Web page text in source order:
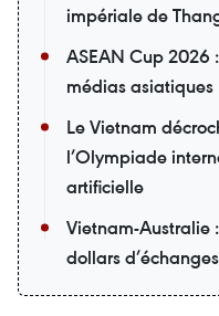
impériale de
ASEAN Cup 2026
médias asiatiques
Le Vietnam
l’Olympiade
artificielle
Vietnam-Australie
dollars